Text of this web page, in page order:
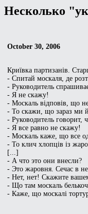
Несколько
October 30, 2006
Криївка партизанів.
- Cпитай москаля, де
- Руководитель
- Я не скажу!
- Москаль відповів, що
- То скажи, що зараз ми
- Руководитель говорит,
- Я все равно не скажу!
- Москаль каже, що все
- То клич хлопців із
[...]
- А что это они внесли?
- Это жаровня. Сечас в
- Нет, нет! Скажите
- Що там москаль
- Каже, що москалі